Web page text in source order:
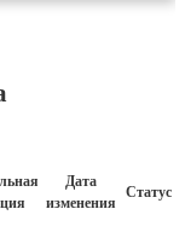
Дата
изменения Статус